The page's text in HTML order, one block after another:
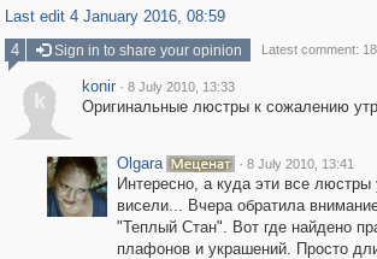
Last edit 4 January 2016, 08:59
4
Sign in to share your opinion Latest comment:
k
konir · 8 July 2010, 13:33
Оригинальные люстры к сожалению
Olgara · 8 July 2010, 13:41
Интересно, а куда эти все
висели... Вчера обратила
"Теплый Стан". Вот где найдено
плафонов и украшений. Просто